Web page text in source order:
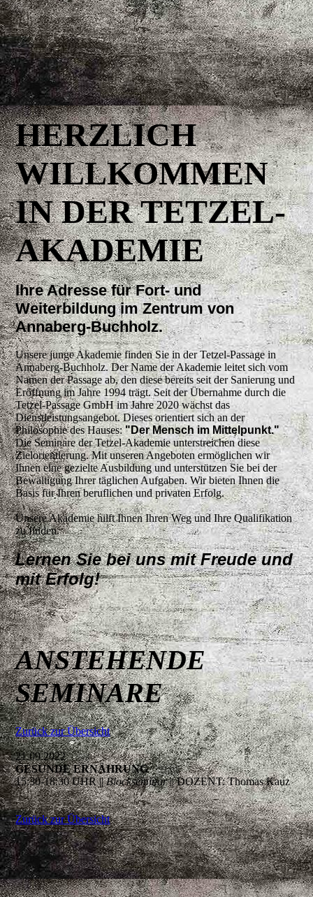
⠀
⠀
⠀
⠀
⠀⠀
HERZLICH
WILLKOMMEN
IN DER TETZEL-
AKADEMIE
Ihre Adresse für Fort- und
Weiterbildung im Zentrum von
Annaberg-Buchholz.
Unsere junge Akademie finden Sie in der Tetzel-Passage in
Annaberg-Buchholz. Der Name der Akademie leitet sich vom
Namen der Passage ab, den diese bereits seit der Sanierung und
Eröffnung im Jahre 1994 trägt. Seit der Übernahme durch die
Tetzel-Passage GmbH im Jahre 2020 wächst das
Dienstleistungsangebot. Dieses orientiert sich an der
Philosophie des Hauses:"Der Mensch im Mittelpunkt."
Die Seminare der Tetzel-Akademie unterstreichen diese
Zielorientierung. Mit unseren Angeboten ermöglichen wir
Ihnen eine gezielte Ausbildung und unterstützen Sie bei der
Bewältigung Ihrer täglichen Aufgaben. Wir bieten Ihnen die
Basis für Ihren beruflichen und privaten Erfolg.
Unsere Akademie hilft Ihnen Ihren Weg und Ihre Qualifikation
zu finden.
Lernen Sie bei uns mit Freude und
mit Erfolg!
ANSTEHENDE
SEMINARE
Zurück zur Übersicht
21.09.2022
GESUNDE ERNÄHRUNG
15:30-18:30 UHR ||Blockseminar|| DOZENT: Thomas Kauz
Zurück zur Übersicht